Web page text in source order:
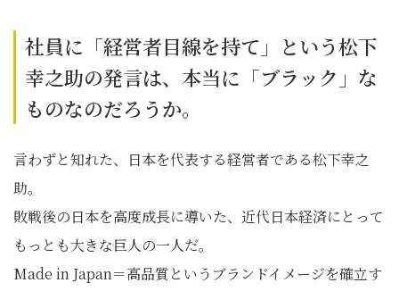
社員に「経営者目線を持て」という松下
幸之助の発言は、本当に「ブラック」な
ものなのだろうか。
言わずと知れた、日本を代表する経営者である松下幸之
助。
敗戦後の日本を高度成長に導いた、近代日本経済にとって
もっとも大きな巨人の一人だ。
Made in Japan＝高品質というブランドイメージを確立す